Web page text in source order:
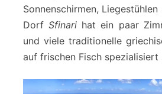
Sonnenschirmen,
DorfSfinari hat ein paar
und viele traditionelle
auf frischen Fisch spezialisiert